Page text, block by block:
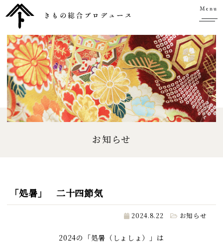
Menu
お知らせ
「処暑」 二十四節気
2024.8.22 お知らせ
2024の「処暑（しょしょ）」は